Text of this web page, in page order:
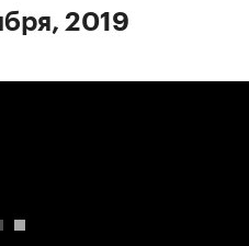
2019